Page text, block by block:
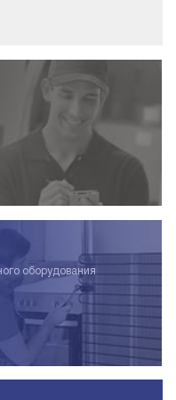
оборудования